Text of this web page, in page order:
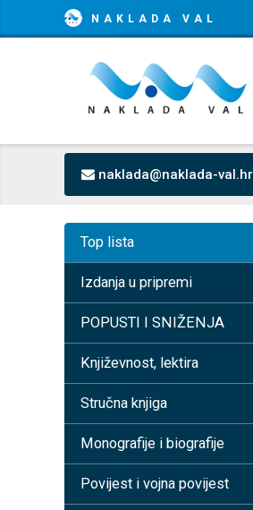
NAKLADA VAL
naklada@naklada-val.hr
Top lista
Izdanja u pripremi
POPUSTI I SNIŽENJA
Književnost, lektira
Stručna knjiga
Monografije i biografije
Povijest i vojna povijest